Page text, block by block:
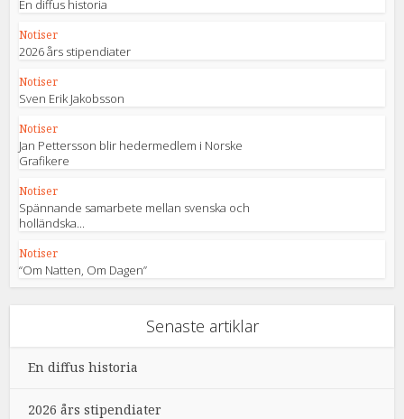
En diffus historia
Notiser
2026 års stipendiater
Notiser
Sven Erik Jakobsson
Notiser
Jan Pettersson blir hedermedlem i Norske
Grafikere
Notiser
Spännande samarbete mellan svenska och
holländska...
Notiser
“Om Natten, Om Dagen”
Senaste artiklar
En diffus historia
2026 års stipendiater